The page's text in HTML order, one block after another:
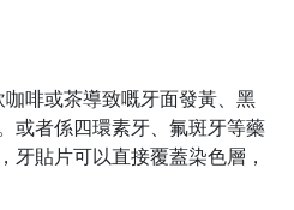
咖啡或茶導致嘅牙面發黃、黑
或者係四環素牙、氟斑牙等藥
牙貼片可以直接覆蓋染色層，